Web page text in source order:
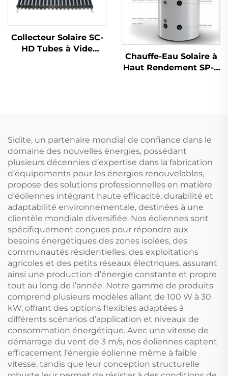
Collecteur Solaire SC-
HD Tubes à Vide
Chauffe-Eau Solaire à
Haut Rendement SP-T
Autonome
Sidite, un partenaire mondial de confiance dans le
domaine des nouvelles énergies, possédant
plusieurs décennies d’expertise dans la fabrication
d’équipements pour les énergies renouvelables,
propose des solutions professionnelles en matière
d’éoliennes intégrant haute efficacité, durabilité et
adaptabilité environnementale, destinées à une
clientèle mondiale diversifiée. Nos éoliennes sont
spécifiquement conçues pour répondre aux
besoins énergétiques des zones isolées, des
communautés résidentielles, des exploitations
agricoles et des petits réseaux électriques, assurant
ainsi une production d’énergie constante et propre
tout au long de l’année. Notre gamme de produits
comprend plusieurs modèles allant de 100 W à 30
kW, offrant des options flexibles adaptées à
différents scénarios d’application et niveaux de
consommation énergétique. Avec une vitesse de
démarrage du vent de 3 m/s, nos éoliennes captent
efficacement l’énergie éolienne même à faible
vitesse, tandis que leur conception structurelle